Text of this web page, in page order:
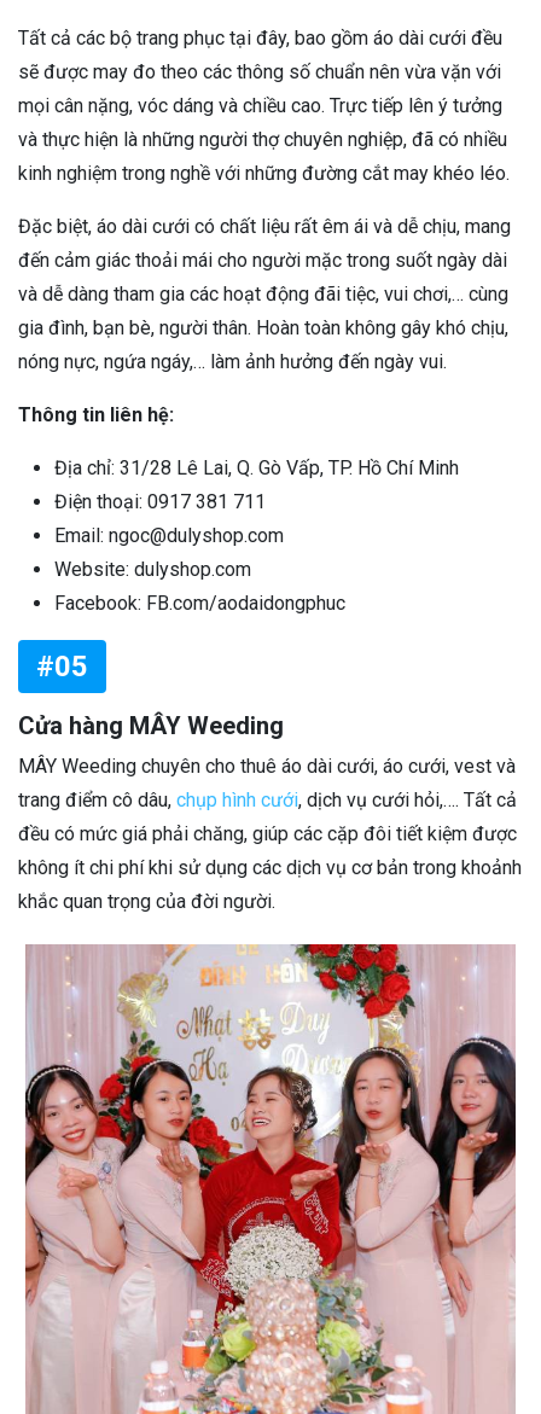
Tất cả các bộ trang phục tại đây, bao gồm áo dài cưới đều
sẽ được may đo theo các thông số chuẩn nên vừa vặn với
mọi cân nặng, vóc dáng và chiều cao. Trực tiếp lên ý tưởng
và thực hiện là những người thợ chuyên nghiệp, đã có nhiều
kinh nghiệm trong nghề với những đường cắt may khéo léo.
Đặc biệt, áo dài cưới có chất liệu rất êm ái và dễ chịu, mang
đến cảm giác thoải mái cho người mặc trong suốt ngày dài
và dễ dàng tham gia các hoạt động đãi tiệc, vui chơi,… cùng
gia đình, bạn bè, người thân. Hoàn toàn không gây khó chịu,
nóng nực, ngứa ngáy,… làm ảnh hưởng đến ngày vui.
Thông tin liên hệ:
Địa chỉ: 31/28 Lê Lai, Q. Gò Vấp, TP. Hồ Chí Minh
Điện thoại: 0917 381 711
Email: ngoc@dulyshop.com
Website: dulyshop.com
Facebook: FB.com/aodaidongphuc
#05
Cửa hàng MÂY Weeding
MÂY Weeding chuyên cho thuê áo dài cưới, áo cưới, vest và
trang điểm cô dâu, chụp hình cưới, dịch vụ cưới hỏi,…. Tất cả
đều có mức giá phải chăng, giúp các cặp đôi tiết kiệm được
không ít chi phí khi sử dụng các dịch vụ cơ bản trong khoảnh
khắc quan trọng của đời người.